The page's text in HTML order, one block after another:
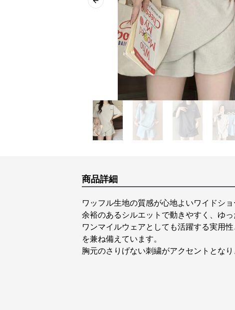
Previous slide
商品詳細
ワッフル生地の質感が心地よいワイドシ
余裕のあるシルエットで動きやすく、ゆっ
ワンマイルウェアとしても活躍する実用
を兼ね備えています。
胸元のさりげない刺繍がアクセントとなり